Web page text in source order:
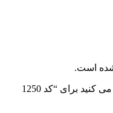
است.
اولین نفری باشید که دیدگاهی را ارسال می کنید برای “کد 1250